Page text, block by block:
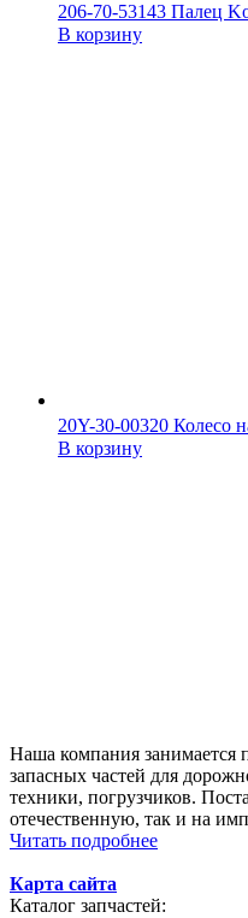
206-70-53143 Палец
В корзину
20Y-30-00320 Колесо
В корзину
Наша компания занимается
запасных частей для
техники, погрузчиков.
отечественную, так и на
Читать подробнее
Карта сайта
Каталог запчастей: